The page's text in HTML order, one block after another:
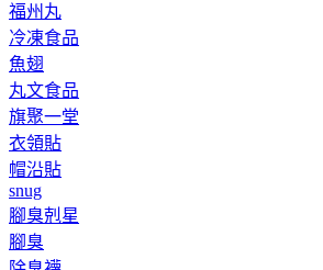
福州丸
冷凍食品
魚翅
丸文食品
旗聚一堂
衣領貼
帽沿貼
snug
腳臭剋星
腳臭